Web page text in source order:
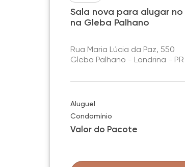
Sala nova para alugar no
na Gleba Palhano
Rua Maria Lúcia da Paz, 550
Gleba Palhano - Londrina - PR
Aluguel
Condomínio
Valor do Pacote